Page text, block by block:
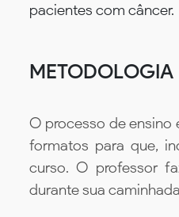
pacientes com câncer.
METODOLOGIA
O processo de ensino
formatos para que,
curso. O professor
durante sua